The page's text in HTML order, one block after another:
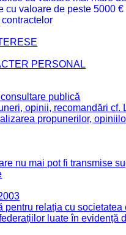
cu valoare de peste 5000 €
PERSONAL
publică
opinii, recomandări cf.
propunerilor,
nu mai pot fi transmise
pentru relația cu societatea
luate în evidență